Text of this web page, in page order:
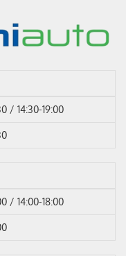
/ 14:30-19:00
/ 14:00-18:00